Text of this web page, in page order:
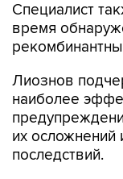
Специалист
время
Лиознов
наиболее
их осложнений
последствий.